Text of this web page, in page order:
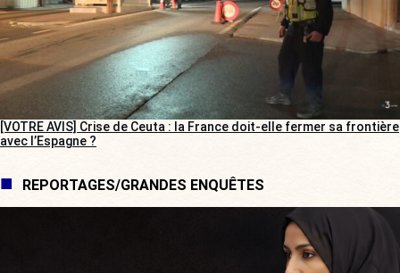
[VOTRE AVIS] Crise de Ceuta : la France doit-elle fermer sa frontière
avec l’Espagne ?
REPORTAGES/GRANDES ENQUÊTES